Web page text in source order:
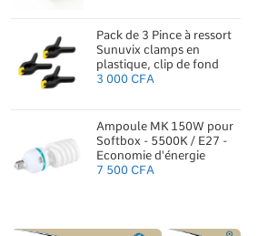
Pack de 3 Pince à ressort
Sunuvix clamps en
plastique, clip de fond
3 000 CFA
Ampoule MK 150W pour
Softbox - 5500K / E27 -
Economie d'énergie
7 500 CFA